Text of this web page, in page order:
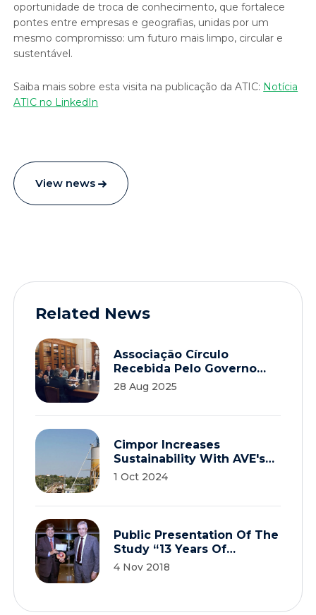
oportunidade de troca de conhecimento, que fortalece
pontes entre empresas e geografias, unidas por um
mesmo compromisso: um futuro mais limpo, circular e
sustentável.
Saiba mais sobre esta visita na publicação da ATIC: Notícia
ATIC no LinkedIn
View news
Related News
Associação Círculo
Recebida Pelo Governo
Para Debater A Economia
28 Aug 2025
Cimpor Increases
Sustainability With AVE's
Contribution
1 Oct 2024
Public Presentation Of The
Study “13 Years Of
Coprocessing In Portugal”
4 Nov 2018